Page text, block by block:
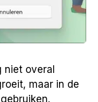
overal
maar in de